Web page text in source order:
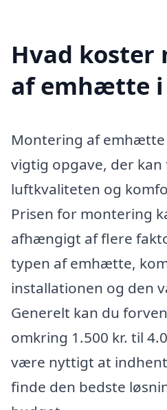
Hvad
af emhætte i
Montering af emhætte
vigtig opgave, der
luftkvaliteten og
Prisen for montering
afhængigt af flere
typen af emhætte,
installationen og den
Generelt kan du
omkring 1.500 kr. til
være nyttigt at
finde den bedste